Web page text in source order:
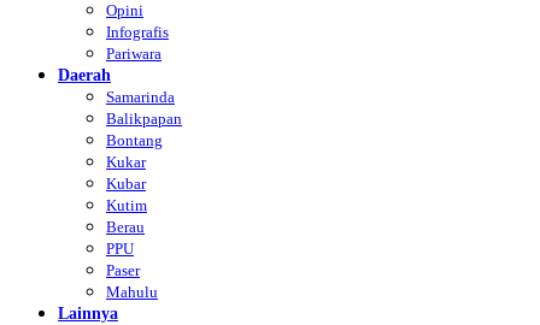
Opini
Infografis
Pariwara
Daerah
Samarinda
Balikpapan
Bontang
Kukar
Kubar
Kutim
Berau
PPU
Paser
Mahulu
Lainnya